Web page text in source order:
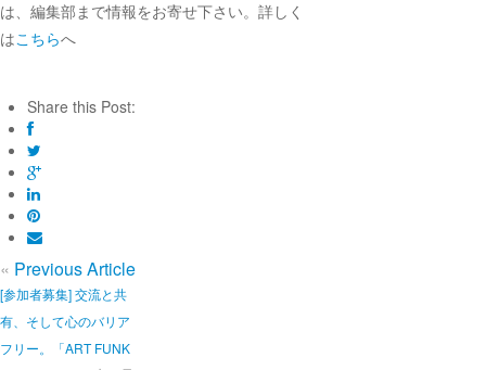
は、編集部まで情報をお寄せ下さい。詳しく
はこちらへ
Share this Post:
« Previous Article
[参加者募集] 交流と共
有、そして心のバリア
フリー。「ART FUNK